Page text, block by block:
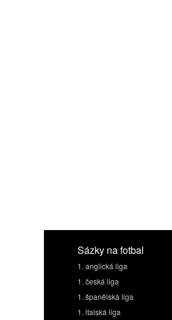
Sázky na fotbal
1. anglická liga
1. česká liga
1. španělská liga
1. italská liga